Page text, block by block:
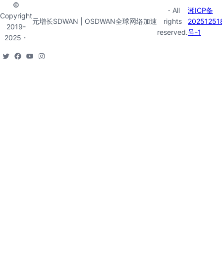
©
Copyright
2019-
2025・
元增长SDWAN | OSDWAN全球网络加速
・All
rights
reserved.
湘ICP备
号-1